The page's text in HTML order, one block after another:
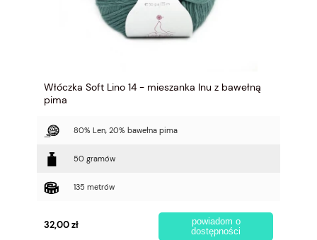
Włóczka Soft Lino 14 - mieszanka lnu z bawełną
pima
80% Len, 20% bawełna pima
50 gramów
135 metrów
32,00 zł
powiadom o
dostępności